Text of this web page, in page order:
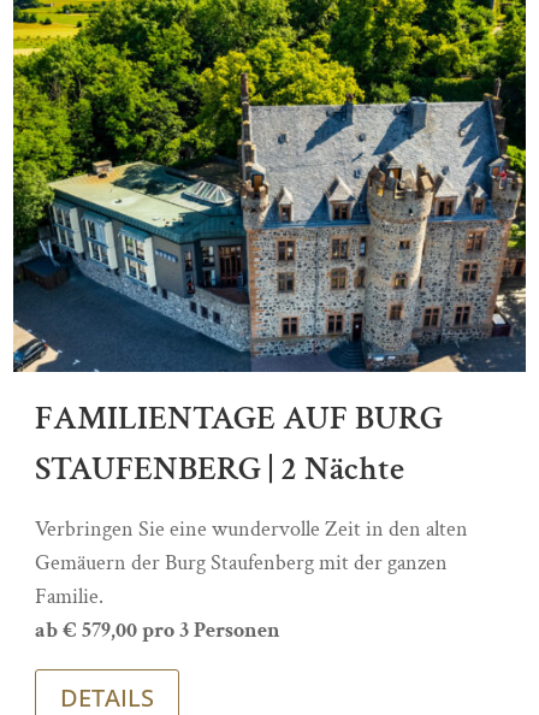
FAMILIENTAGE AUF BURG
STAUFENBERG | 2 Nächte
Verbringen Sie eine wundervolle Zeit in den alten
Gemäuern der Burg Staufenberg mit der ganzen
Familie.
ab € 579,00 pro 3 Personen
DETAILS